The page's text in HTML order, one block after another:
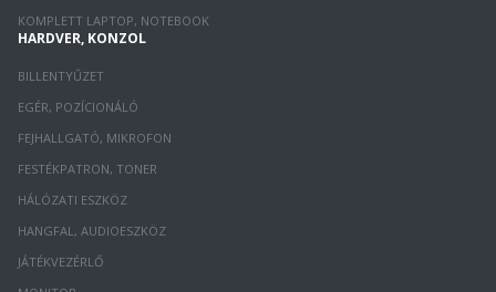
KOMPLETT LAPTOP, NOTEBOOK
HARDVER, KONZOL
BILLENTYŰZET
EGÉR, POZÍCIONÁLÓ
FEJHALLGATÓ, MIKROFON
FESTÉKPATRON, TONER
HÁLÓZATI ESZKÖZ
HANGFAL, AUDIOESZKÖZ
JÁTÉKVEZÉRLŐ